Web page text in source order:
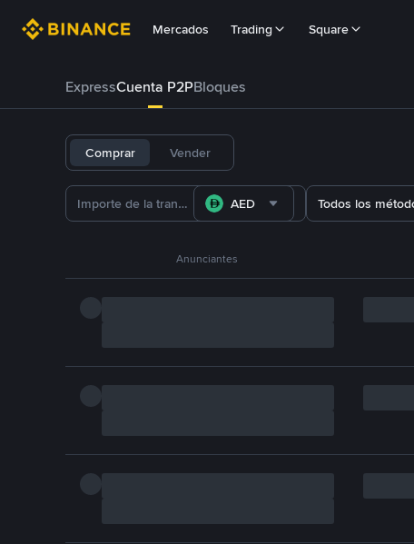
Mercados Trading Square
ExpressCuenta P2PBloques
Comprar Vender
AED Todos los
Anunciantes